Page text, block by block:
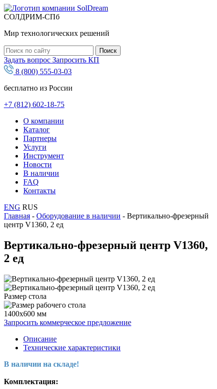
СОЛДРИМ-СПб
Мир технологических решений
Задать вопрос Запросить КП
8 (800) 555-03-03
бесплатно из России
+7 (812) 602-18-75
O компании
Каталог
Партнеры
Услуги
Инструмент
Новости
В наличии
FAQ
Контакты
ENG RUS
Главная - Оборудование в наличии - Вертикально-фрезерный
центр V1360, 2 ед
Вертикально-фрезерный центр V1360,
2 ед
Размер стола
1400x600 мм
Запросить коммерческое предложение
Описание
Технические характеристики
В наличии на складе!
Комплектация: